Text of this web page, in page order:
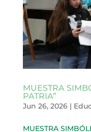
MUESTRA
PATRIA”
Jun 26, 2026|
MUESTRA